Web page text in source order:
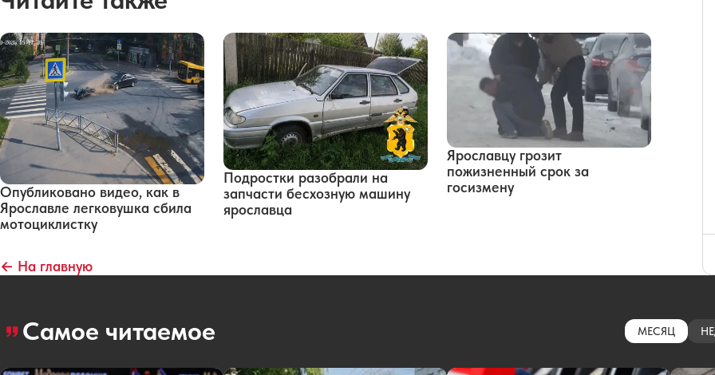
Опубликовано видео, как в
Ярославле легковушка сбила
мотоциклистку
Подростки разобрали на
запчасти бесхозную машину
ярославца
Ярославцу грозит
пожизненный срок за
госизмену
← На главную
Самое читаемое МЕСЯЦ